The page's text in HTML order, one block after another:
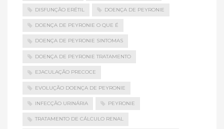
DISFUNÇÃO ERÉTIL DOENÇA DE PEYRONIE
DOENÇA DE PEYRONIE O QUE É
DOENÇA DE PEYRONIE SINTOMAS
DOENÇA DE PEYRONIE TRATAMENTO
EJACULAÇÃO PRECOCE
EVOLUÇÃO DOENÇA DE PEYRONIE
INFECÇÃO URINÁRIA PEYRONIE
TRATAMENTO DE CÁLCULO RENAL